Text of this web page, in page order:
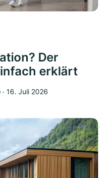
Der
erklärt
‧ 16. Juli 2026